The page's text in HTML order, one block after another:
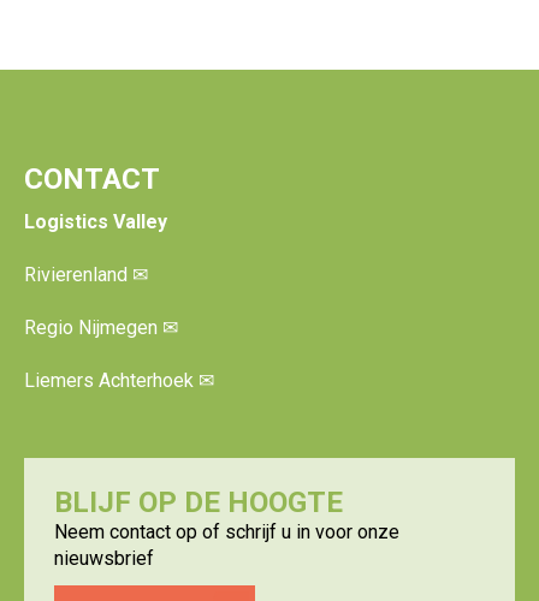
CONTACT
Logistics Valley
Rivierenland ✉
Regio Nijmegen ✉
Liemers Achterhoek ✉
BLIJF OP DE HOOGTE
Neem contact op of schrijf u in voor onze
nieuwsbrief